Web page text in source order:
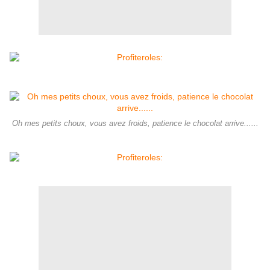
Oh mes petits choux, vous avez froids, patience le chocolat arrive......